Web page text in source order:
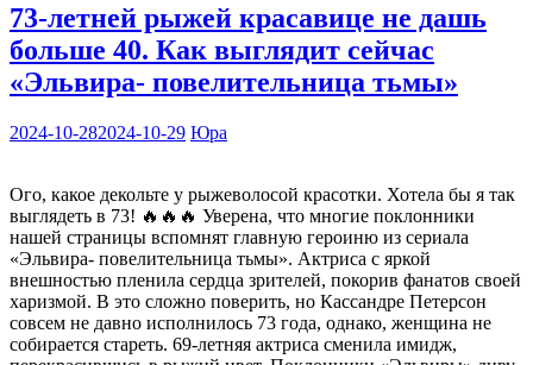
73-летней рыжей красавице не дашь
больше 40. Как выглядит сейчас
«Эльвира- повелительница тьмы»
2024-10-282024-10-29 Юра
Ого, какое декольте у рыжеволосой красотки. Хотела бы я так
выглядеть в 73! 🔥🔥🔥 Уверена, что многие поклонники
нашей страницы вспомнят главную героиню из сериала
«Эльвира- повелительница тьмы». Актриса с яркой
внешностью пленила сердца зрителей, покорив фанатов своей
харизмой. В это сложно поверить, но Кассандре Петерсон
совсем не давно исполнилось 73 года, однако, женщина не
собирается стареть. 69-летняя актриса сменила имидж,